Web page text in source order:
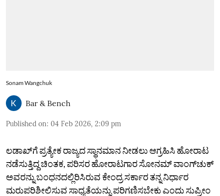
Sonam Wangchuk
Bar & Bench
Published on: 04 Feb 2026, 2:09 pm
ಲಡಾಖ್‌ಗೆ ಪ್ರತ್ಯೇಕ ರಾಜ್ಯದ ಸ್ಥಾನಮಾನ ನೀಡಲು ಆಗ್ರಹಿಸಿ ಹೋರಾಟ
ನಡೆಸುತ್ತಿದ್ದ ಚಿಂತಕ, ಪರಿಸರ ಹೋರಾಟಗಾರ ಸೋನಮ್‌ ವಾಂಗ್‌ಚುಕ್‌
ಅವರನ್ನು ಬಂಧನದಲ್ಲಿರಿಸಿರುವ ಕೇಂದ್ರ ಸರ್ಕಾರ ತನ್ನ ನಿರ್ಧಾರ
ಮರುಪರಿಶೀಲಿಸುವ ಸಾಧ್ಯತೆಯನ್ನು ಪರಿಗಣಿಸಬೇಕು ಎಂದು ಸುಪ್ರೀಂ